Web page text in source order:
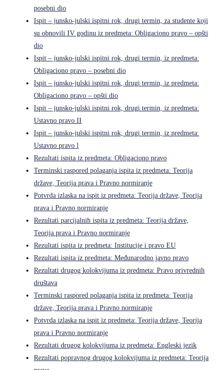
posebni dio
Ispit – junsko-julski ispitni rok, drugi termin, za studente koji
su obnovili IV godinu iz predmeta: Obligaciono pravo – opšti
dio
Ispit – junsko-julski ispitni rok, drugi termin, iz predmeta:
Obligaciono pravo – posebni dio
Ispit – junsko-julski ispitni rok, drugi termin, iz predmeta:
Obligaciono pravo – opšti dio
Ispit – junsko-julski ispitni rok, drugi termin, iz predmeta:
Ustavno pravo II
Ispit – junsko-julski ispitni rok, drugi termin, iz predmeta:
Ustavno pravo l
Rezultati ispita iz predmeta: Obligaciono pravo
Terminski raspored polaganja ispita iz predmeta: Teorija
države, Teorija prava i Pravno normiranje
Potvrda izlaska na ispit iz predmeta: Teorija države, Teorija
prava i Pravno normiranje
Rezultati parcijalnih ispita iz predmeta: Teorija države,
Teorija prava i Pravno normiranje
Rezultati ispita iz predmeta: Institucije i pravo EU
Rezultati ispita iz predmeta: Međunarodno javno pravo
Rezultati drugog kolokvijuma iz predmeta: Pravo privrednih
društava
Terminski raspored polaganja ispita iz predmeta: Teorija
države, Teorija prava i Pravno normiranje
Potvrda izlaska na ispit iz predmeta: Teorija države, Teorija
prava i Pravno normiranje
Rezultati drugog kolokvijuma iz predmeta: Engleski jezik
Rezultati popravnog drugog kolokvijuma iz predmeta: Teorija